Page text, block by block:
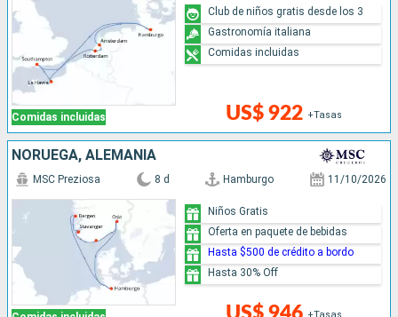
Comidas incluidas US$ 922 +Tasas
Club de niños gratis desde los 3
Gastronomía italiana
Comidas incluidas
NORUEGA, ALEMANIA
MSC Preziosa 8 d Hamburgo 11/10/2026
Niños Gratis
Oferta en paquete de bebidas
Hasta $500 de crédito a bordo
Hasta 30% Off